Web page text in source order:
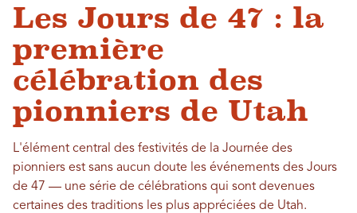
Les Jours de 47 : la
première
célébration des
pionniers de Utah
L'élément central des festivités de la Journée des
pionniers est sans aucun doute les événements des Jours
de 47 — une série de célébrations qui sont devenues
certaines des traditions les plus appréciées de Utah.